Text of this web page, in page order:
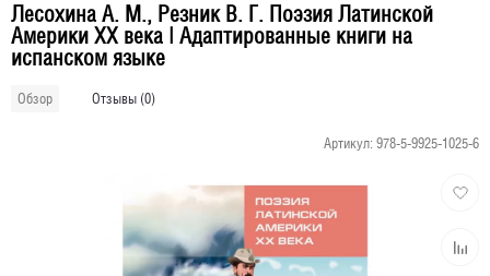
Лесохина А. М., Резник В. Г. Поэзия Латинской
Америки XX века | Адаптированные книги на
испанском языке
Обзор Отзывы (0)
Артикул: 978-5-9925-1025-6